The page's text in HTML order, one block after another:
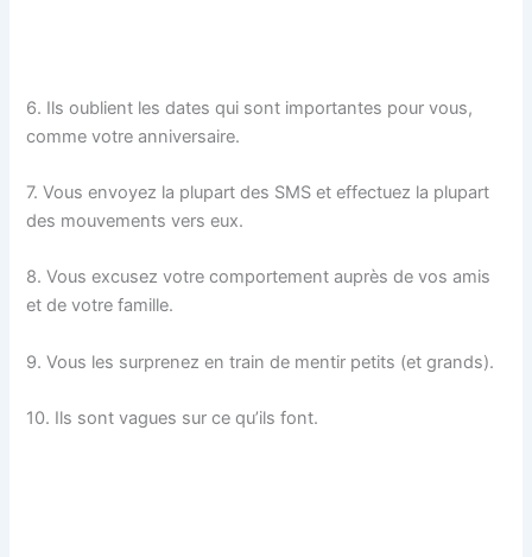
6. Ils oublient les dates qui sont importantes pour vous,
comme votre anniversaire.
7. Vous envoyez la plupart des SMS et effectuez la plupart
des mouvements vers eux.
8. Vous excusez votre comportement auprès de vos amis
et de votre famille.
9. Vous les surprenez en train de mentir petits (et grands).
10. Ils sont vagues sur ce qu’ils font.